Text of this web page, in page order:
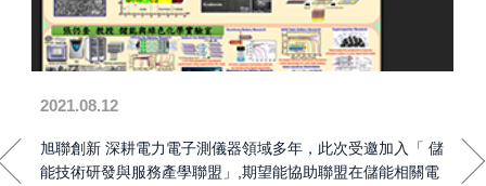
2021.08.12
旭聯創新 深耕電力電子測儀器領域多年，此次受邀加入「 儲
能技術研發與服務產學聯盟」,期望能協助聯盟在儲能相關電